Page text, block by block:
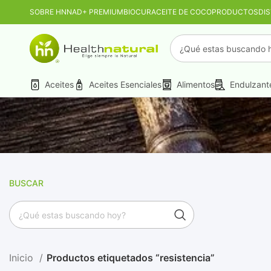
SOBRE HNNAD+ PREMIUMBIOCURACEITE DE COCOPRODUCTOS
Aceites Aceites Esenciales Alimentos
BUSCAR
Inicio Productos etiquetados “resistencia”
PROMO